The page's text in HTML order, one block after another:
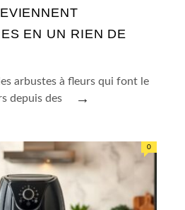
EN UN RIEN DE
arbustes à fleurs qui font le
depuis des
→
0